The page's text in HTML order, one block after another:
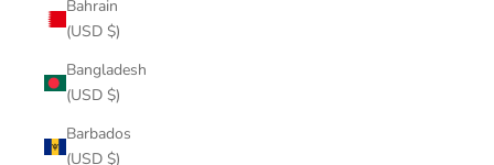
Bahrain
(USD $)
Bangladesh
(USD $)
Barbados
(USD $)